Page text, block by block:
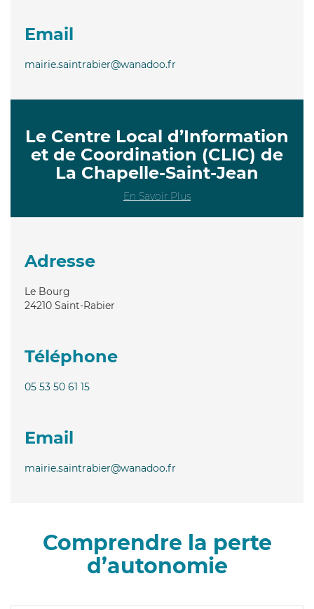
Email
mairie.saintrabier@wanadoo.fr
Le Centre Local d’Information
et de Coordination (CLIC) de
La Chapelle-Saint-Jean
En Savoir Plus
Adresse
Le Bourg
24210 Saint-Rabier
Téléphone
05 53 50 61 15
Email
mairie.saintrabier@wanadoo.fr
Comprendre la perte
d’autonomie